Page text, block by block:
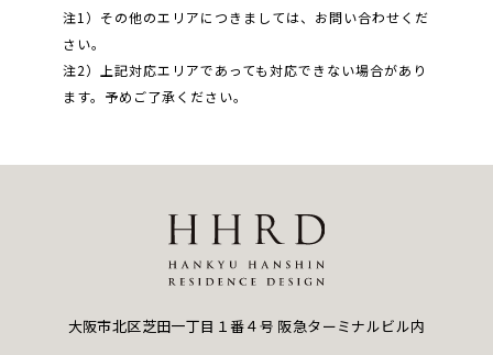
注1）その他のエリアにつきましては、お問い合わせくだ
さい。
注2）上記対応エリアであっても対応できない場合があり
ます。予めご了承ください。
大阪市北区芝田一丁目１番４号 阪急ターミナルビル内